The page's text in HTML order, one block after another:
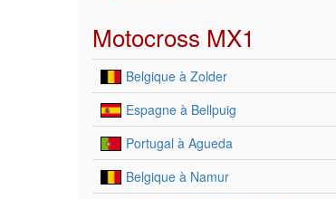
Motocross MX1
Belgique à Zolder
Espagne à Bellpuig
Portugal à Agueda
Belgique à Namur